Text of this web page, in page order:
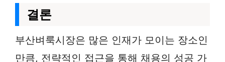
결론
부산벼룩시장은 많은 인재가 모이는 장소인
만큼, 전략적인 접근을 통해 채용의 성공 가